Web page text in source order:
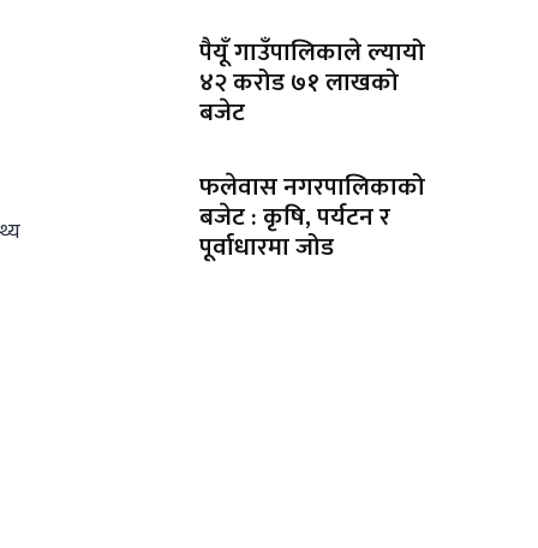
पैयूँ गाउँपालिकाले ल्यायो
४२ करोड ७१ लाखको
बजेट
फलेवास नगरपालिकाको
बजेट : कृषि, पर्यटन र
पूर्वाधारमा जोड